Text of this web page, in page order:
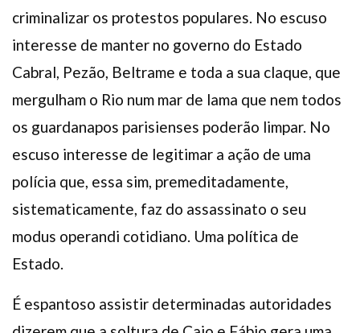
criminalizar os protestos populares. No escuso
interesse de manter no governo do Estado
Cabral, Pezão, Beltrame e toda a sua claque, que
mergulham o Rio num mar de lama que nem todos
os guardanapos parisienses poderão limpar. No
escuso interesse de legitimar a ação de uma
polícia que, essa sim, premeditadamente,
sistematicamente, faz do assassinato o seu
modus operandi cotidiano. Uma política de
Estado.
É espantoso assistir determinadas autoridades